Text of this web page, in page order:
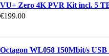
VU+ Zero 4K PVR Kit incl. 5
€199.00
Octagon WL058 150Mbit/s